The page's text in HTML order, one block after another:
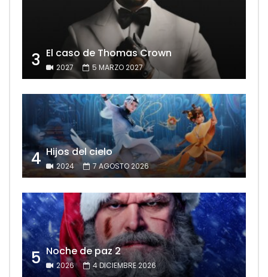
3 El caso de Thomas Crown
2027 5 MARZO 2027
4 Hijos del cielo
2024 7 AGOSTO 2026
5 Noche de paz 2
2026 4 DICIEMBRE 2026